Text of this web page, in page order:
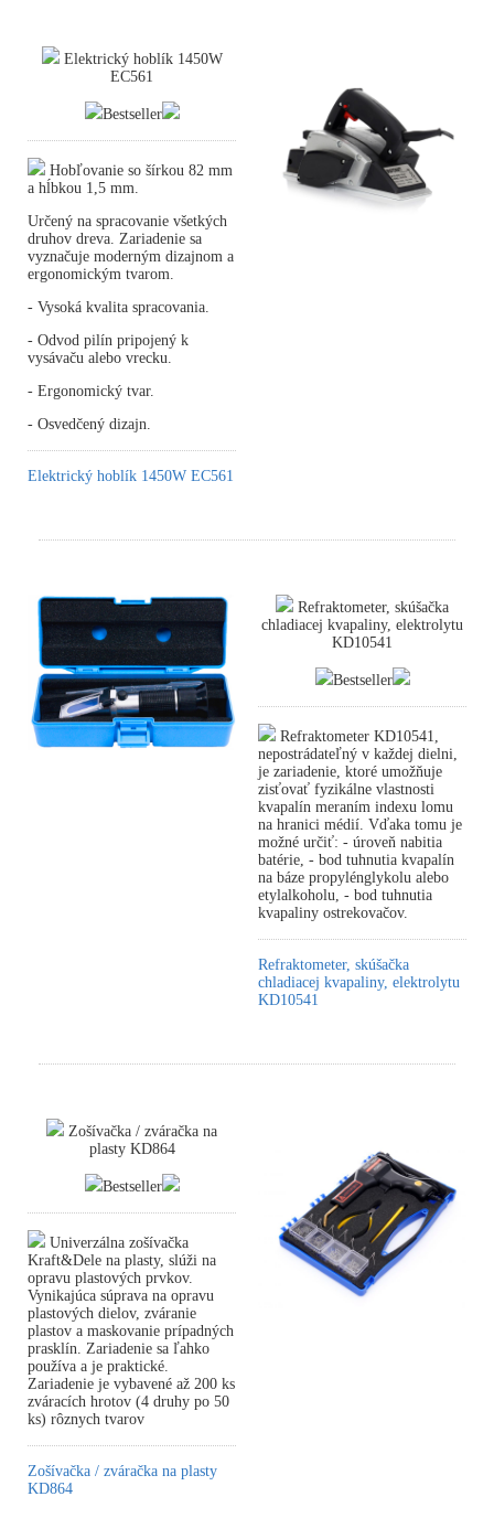
Elektrický hoblík 1450W
EC561
Bestseller
Hobľovanie so šírkou 82 mm
a hĺbkou 1,5 mm.
Určený na spracovanie všetkých
druhov dreva. Zariadenie sa
vyznačuje moderným dizajnom a
ergonomickým tvarom.
- Vysoká kvalita spracovania.
- Odvod pilín pripojený k
vysávaču alebo vrecku.
- Ergonomický tvar.
- Osvedčený dizajn.
Elektrický hoblík 1450W EC561
Refraktometer, skúšačka
chladiacej kvapaliny, elektrolytu
KD10541
Bestseller
Refraktometer KD10541,
nepostrádateľný v každej dielni,
je zariadenie, ktoré umožňuje
zisťovať fyzikálne vlastnosti
kvapalín meraním indexu lomu
na hranici médií. Vďaka tomu je
možné určiť: - úroveň nabitia
batérie, - bod tuhnutia kvapalín
na báze propylénglykolu alebo
etylalkoholu, - bod tuhnutia
kvapaliny ostrekovačov.
Refraktometer, skúšačka
chladiacej kvapaliny, elektrolytu
KD10541
Zošívačka / zváračka na
plasty KD864
Bestseller
Univerzálna zošívačka
Kraft&Dele na plasty, slúži na
opravu plastových prvkov.
Vynikajúca súprava na opravu
plastových dielov, zváranie
plastov a maskovanie prípadných
prasklín. Zariadenie sa ľahko
používa a je praktické.
Zariadenie je vybavené až 200 ks
zváracích hrotov (4 druhy po 50
ks) rôznych tvarov
Zošívačka / zváračka na plasty
KD864